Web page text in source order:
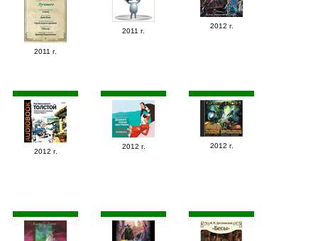
2011 г.
2011 г.
2012 г.
2012 г.
2012 г. 2012 г.